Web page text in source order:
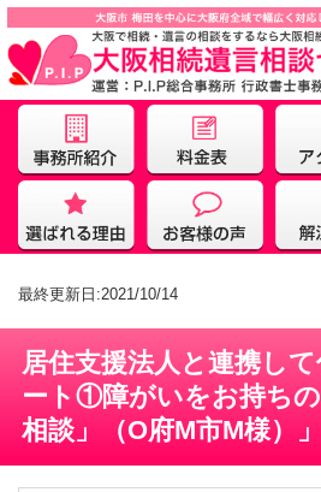
最終更新日:2021/10/14
居住支援法人と連携し
ート①障がいをお持ち
相談」（O府M市M様）」